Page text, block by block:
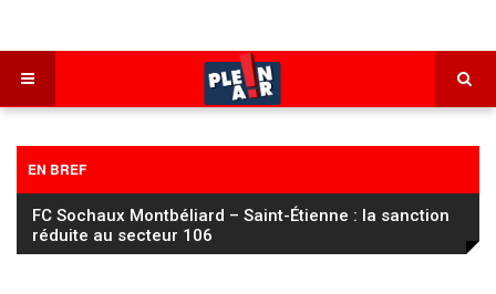
EN BREF
FC Sochaux Montbéliard – Saint-Étienne : la sanction
réduite au secteur 106